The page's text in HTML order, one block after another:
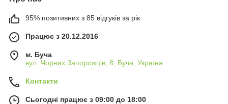
95% позитивних з 85 відгуків за рік
Працює з 20.12.2016
м. Буча
вул. Чорних Запорожців, 8, Буча, Україна
Контакти
Сьогодні працює з 09:00 до 18:00